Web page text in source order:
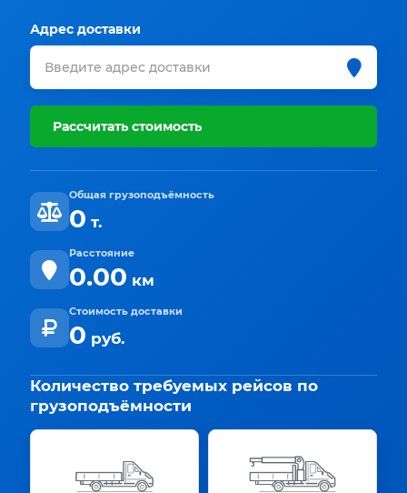
Адрес доставки
Рассчитать стоимость
Общая грузоподъёмность
0 т.
Расстояние
0.00 км
Стоимость доставки
0 руб.
Количество требуемых рейсов по
грузоподъёмности